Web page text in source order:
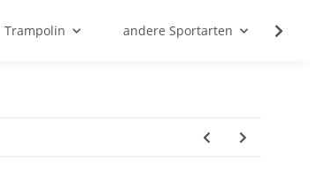
Trampolin andere Sportarten